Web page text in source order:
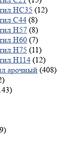
НС35 (12)
С44 (8)
Н57 (8)
Н60 (7)
H75 (11)
Н114 (12)
арочный (408)